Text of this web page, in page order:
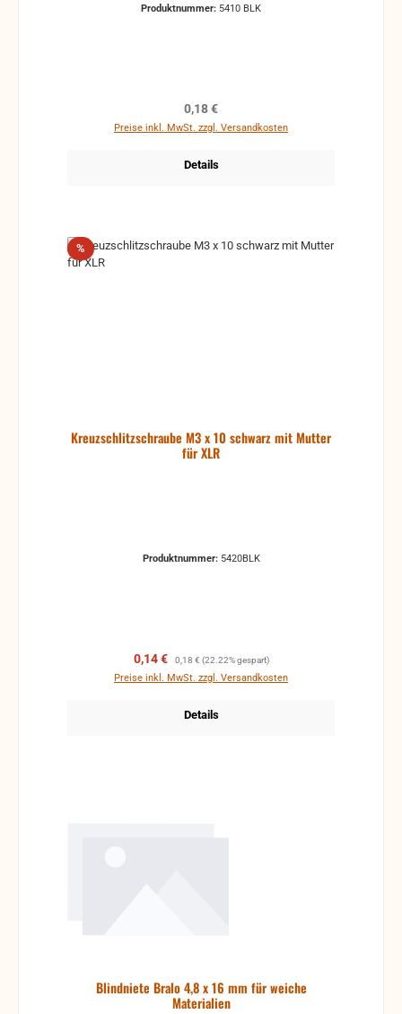
Produktnummer: 5410 BLK
Regulärer Preis:
0,18 €
Preise inkl. MwSt. zzgl. Versandkosten
Details
%Rabatt
Kreuzschlitzschraube M3 x 10 schwarz mit Mutter
für XLR
Produktnummer: 5420BLK
Verkaufspreis:
0,14 € Regulärer Preis:
0,18 € (22.22% gespart)
Preise inkl. MwSt. zzgl. Versandkosten
Details
Blindniete Bralo 4,8 x 16 mm für weiche
Materialien